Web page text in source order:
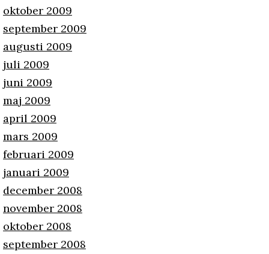
oktober 2009
september 2009
augusti 2009
juli 2009
juni 2009
maj 2009
april 2009
mars 2009
februari 2009
januari 2009
december 2008
november 2008
oktober 2008
september 2008